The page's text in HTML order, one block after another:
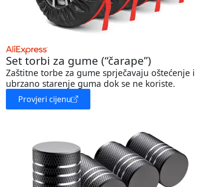
Set torbi za gume (“čarape”)
Zaštitne torbe za gume sprječavaju oštećenje i
ubrzano starenje guma dok se ne koriste.
Provjeri cijenu